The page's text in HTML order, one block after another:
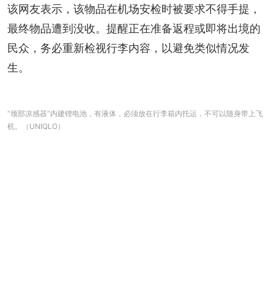
该网友表示，该物品在机场安检时被要求不得手提，
最终物品遭到没收。提醒正在准备返程或即将出境的
民众，务必重新检视行李内容，以避免类似情况发
生。
“颈部凉感器”内建锂电池，有液体，必须放在行李箱内托运，不可以随身带上飞
机。（UNIQLO）